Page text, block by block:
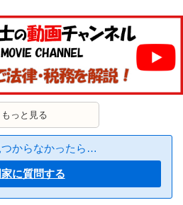
もっと見る
からなかったら…
に質問する